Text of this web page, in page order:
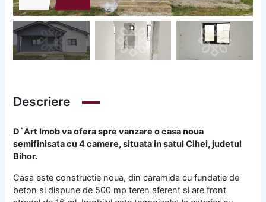
Descriere
D`Art Imob va ofera spre vanzare o casa noua
semifinisata cu 4 camere, situata in satul Cihei, judetul
Bihor.
Casa este constructie noua, din caramida cu fundatie de
beton si dispune de 500 mp teren aferent si are front